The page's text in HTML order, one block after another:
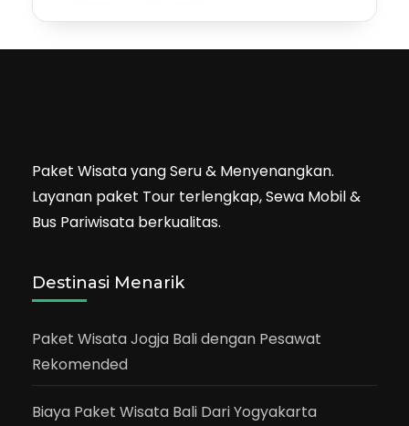
Paket Wisata yang Seru & Menyenangkan.
Layanan paket Tour terlengkap, Sewa Mobil &
Bus Pariwisata berkualitas.
Destinasi Menarik
Paket Wisata Jogja Bali dengan Pesawat
Rekomended
Biaya Paket Wisata Bali Dari Yogyakarta